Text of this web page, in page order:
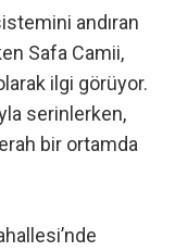
andıran
Safa Camii,
ilgi görüyor.
serinlerken,
bir ortamda